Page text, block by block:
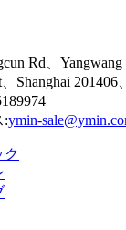
Rd、Yangwang
Shanghai 201406
:ymin-